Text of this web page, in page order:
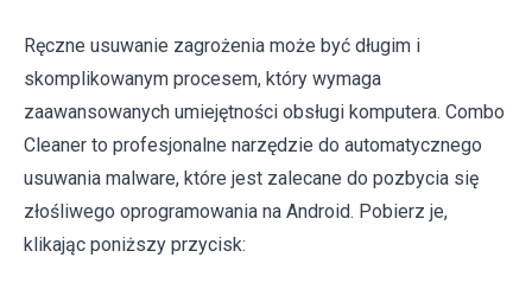
Ręczne usuwanie zagrożenia może być długim i
skomplikowanym procesem, który wymaga
zaawansowanych umiejętności obsługi komputera. Combo
Cleaner to profesjonalne narzędzie do automatycznego
usuwania malware, które jest zalecane do pozbycia się
złośliwego oprogramowania na Android. Pobierz je,
klikając poniższy przycisk: